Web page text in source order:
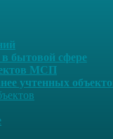
бытовой сфере
МСП
учтенных